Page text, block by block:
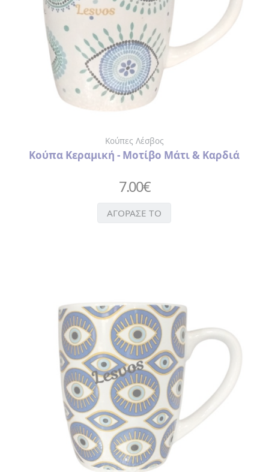
Κούπες Λέσβος
Κούπα Κεραμική - Μοτίβο Μάτι & Καρδιά
7.00€
ΑΓΟΡΑΣΕ ΤΟ